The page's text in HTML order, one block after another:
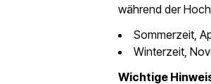
während der
Sommerzeit,
Winterzeit,
Wichtige